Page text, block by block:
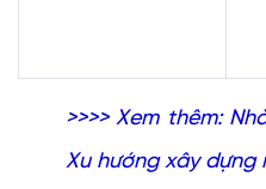
>>>> Xem thêm:
Xu hướng xây dựng